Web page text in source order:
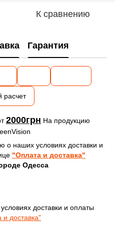
К сравнению
Гарантия
расчет
2000грн На продукцию
наших условиях доставки и
"Оплата и доставка"
Одесса
доставки и оплаты
и доставка"